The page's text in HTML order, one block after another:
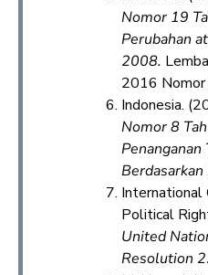
Nomor 19
Perubahan
2008.
2016
Indonesia.
Nomor 8
Penanganan
International
Political
United
Resolution